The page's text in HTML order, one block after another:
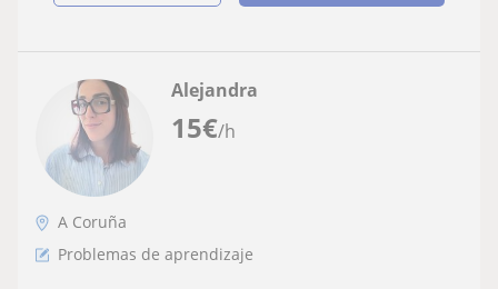
15€/h
Alejandra
A Coruña
Problemas de aprendizaje